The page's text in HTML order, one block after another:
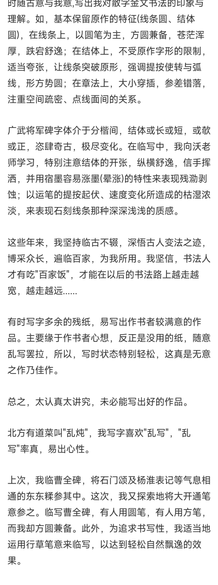
时随古意与我意,写出我对散字金文书法的印象与
理解。如，基本保留原作的特征(线条圆、结体
圆)，在线条上，以圆笔为主，方圆兼备，苍茫浑
厚，跌宕舒逸；在结体上，不受原作字形的限制，
适当夸张，让线条突破原形，强调提按使转与弧
线，形方势圆；在章法上，大小穿插，参差错落，
注重空间疏密、点线面间的关系。
广武将军碑字体介于分楷间，结体或长或短，或欹
或正，恣肆奇古，极尽变化。在临写中，我向沃老
师学习，特别注意结体的开张，纵横舒逸，信手挥
洒，并用宿墨容易涨墨(晕涨)的特性来表现残泐剥
蚀；以运笔的提按起伏、速度变化所造成的枯湿浓
淡，来表现石刻线条那种深深浅浅的质感。
这些年来，我坚持临古不辍，深悟古人变法之迹，
博采众长，遍临百家，为我所用。我坚信，书法人
才有吃"百家饭"，才能在以后的书法路上越走越
宽，越走越远......
有时写字多余的残纸，易写出作书者较满意的作
品。主要缘于作书者心想，反正是没用的纸，随意
乱写罢拉，所以，写时状态特别轻松，这真是无意
之作乃佳作。
总之，太认真太讲究，未必能写出好的作品。
北方有道菜叫"乱炖"，我写字喜欢"乱写"，"乱
写"率真，易出心性。
上次，我临曹全碑，将石门颂及杨淮表记等气息相
通的东东糅参其中。这次，我又探索地将大开通笔
意参之。临写曹全碑，有人用圆笔，有人用方笔，
而我却方圆兼备。此外，为追求书写性，我适当地
运用行草笔意来临写，以达到轻松自然飘逸的效
果。